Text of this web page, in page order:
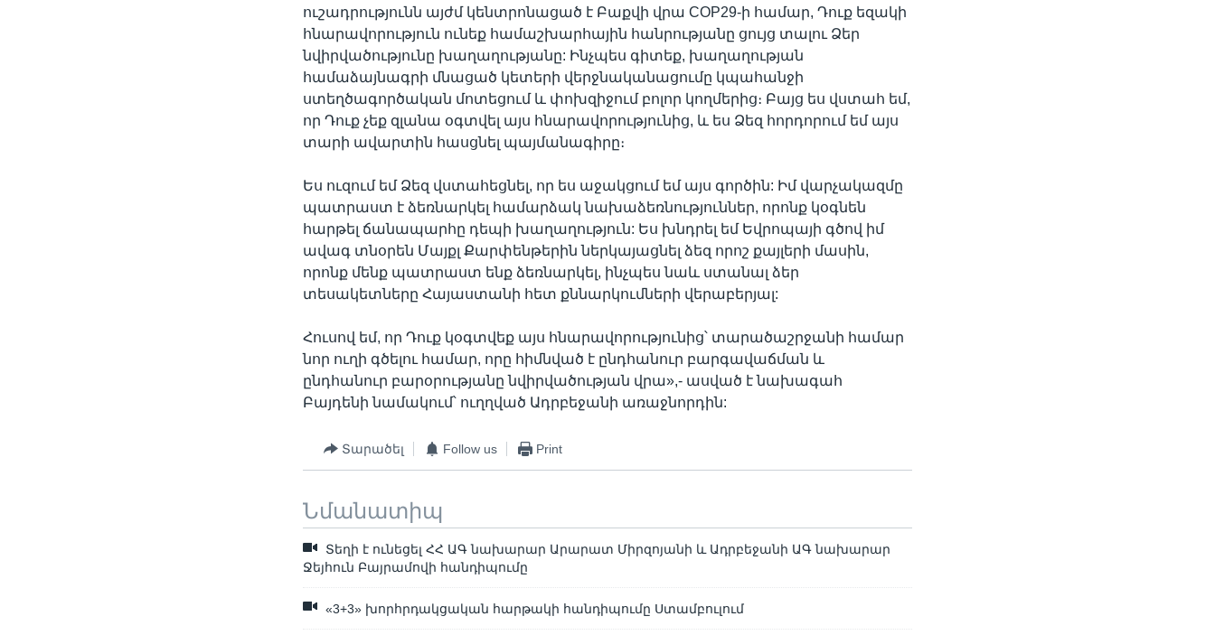
ուշադրությունն այժմ կենտրոնացած է Բաքվի վրա COP29-ի համար, Դուք եզակի
հնարավորություն ունեք համաշխարհային հանրությանը ցույց տալու Ձեր
նվիրվածությունը խաղաղությանը: Ինչպես գիտեք, խաղաղության
համաձայնագրի մնացած կետերի վերջնականացումը կպահանջի
ստեղծագործական մոտեցում և փոխզիջում բոլոր կողմերից։ Բայց ես վստահ եմ,
որ Դուք չեք զլանա օգտվել այս հնարավորությունից, և ես Ձեզ հորդորում եմ այս
տարի ավարտին հասցնել պայմանագիրը։
Ես ուզում եմ Ձեզ վստահեցնել, որ ես աջակցում եմ այս գործին: Իմ վարչակազմը
պատրաստ է ձեռնարկել համարձակ նախաձեռնություններ, որոնք կօգնեն
հարթել ճանապարհը դեպի խաղաղություն: Ես խնդրել եմ Եվրոպայի գծով իմ
ավագ տնօրեն Մայքլ Քարփենթերին ներկայացնել ձեզ որոշ քայլերի մասին,
որոնք մենք պատրաստ ենք ձեռնարկել, ինչպես նաև ստանալ ձեր
տեսակետները Հայաստանի հետ քննարկումների վերաբերյալ:
Հուսով եմ, որ Դուք կօգտվեք այս հնարավորությունից՝ տարածաշրջանի համար
նոր ուղի գծելու համար, որը հիմնված է ընդհանուր բարգավաճման և
ընդհանուր բարօրությանը նվիրվածության վրա»,- ասված է նախագահ
Բայդենի նամակում՝ ուղղված Ադրբեջանի առաջնորդին:
Տարածել Follow us Print
Նմանատիպ
Տեղի է ունեցել ՀՀ ԱԳ նախարար Արարատ Միրզոյանի և Ադրբեջանի ԱԳ նախարար
Ջեյհուն Բայրամովի հանդիպումը
«3+3» խորհրդակցական հարթակի հանդիպումը Ստամբուլում